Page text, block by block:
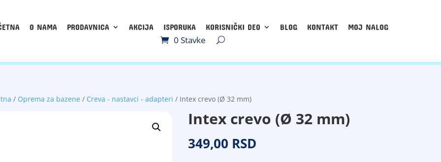
O NAMA PRODAVNICA AKCIJA ISPORUKA KORISNIČKI DEO BLOG KONTAKT MOJ NALOG
0 Stavke
/ Oprema za bazene/ Creva - nastavci - adapteri / Intex crevo (Ø 32 mm)
Intex crevo (Ø 32 mm)
349,00 RSD